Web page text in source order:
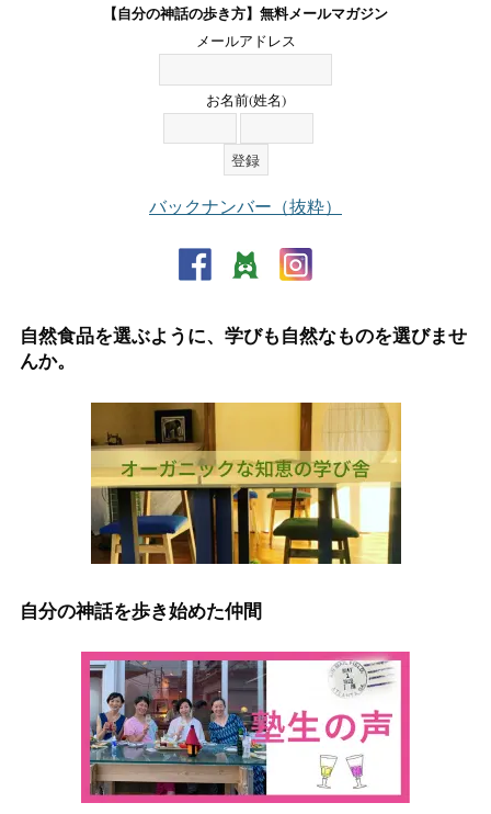
【自分の神話の歩き方】無料メールマガジン
メールアドレス
お名前(姓名)
バックナンバー（抜粋）
自然食品を選ぶように、学びも自然なものを選びませ
んか。
自分の神話を歩き始めた仲間